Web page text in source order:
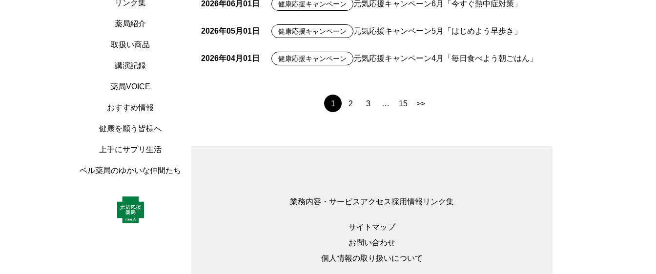
リンク集
薬局紹介
取扱い商品
講演記録
薬局VOICE
おすすめ情報
健康を願う皆様へ
上手にサプリ生活
ベル薬局のゆかいな仲間たち
2026年06月01日 健康応援キャンペーン 元気応援キャンペーン6月「今すぐ熱中症対策」
2026年05月01日 健康応援キャンペーン 元気応援キャンペーン5月「はじめよう早歩き」
2026年04月01日 健康応援キャンペーン 元気応援キャンペーン4月「毎日食べよう朝ごはん」
1 2 3 … 15 >>
業務内容・サービスアクセス採用情報 リンク集
サイトマップ
お問い合わせ
個人情報の取り扱いについて